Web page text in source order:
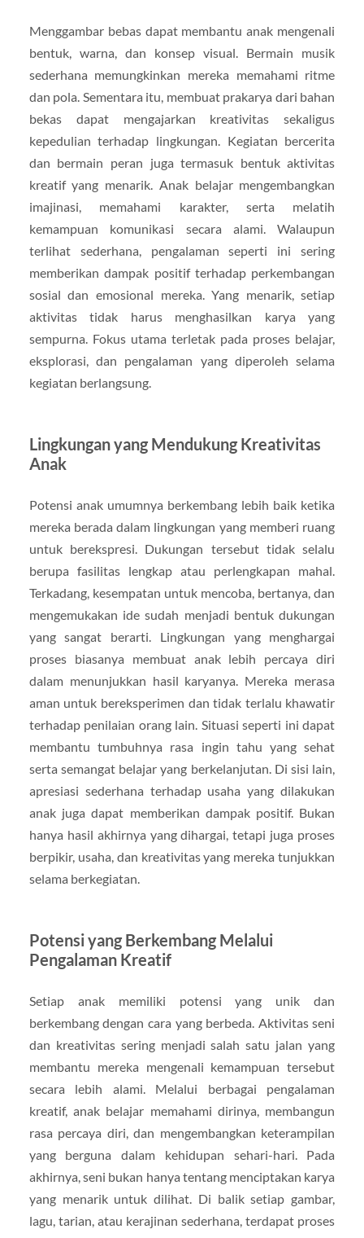
Menggambar bebas dapat membantu anak mengenali
bentuk, warna, dan konsep visual. Bermain musik
sederhana memungkinkan mereka memahami ritme
dan pola. Sementara itu, membuat prakarya dari bahan
bekas dapat mengajarkan kreativitas sekaligus
kepedulian terhadap lingkungan. Kegiatan bercerita
dan bermain peran juga termasuk bentuk aktivitas
kreatif yang menarik. Anak belajar mengembangkan
imajinasi, memahami karakter, serta melatih
kemampuan komunikasi secara alami. Walaupun
terlihat sederhana, pengalaman seperti ini sering
memberikan dampak positif terhadap perkembangan
sosial dan emosional mereka. Yang menarik, setiap
aktivitas tidak harus menghasilkan karya yang
sempurna. Fokus utama terletak pada proses belajar,
eksplorasi, dan pengalaman yang diperoleh selama
kegiatan berlangsung.
Lingkungan yang Mendukung Kreativitas
Anak
Potensi anak umumnya berkembang lebih baik ketika
mereka berada dalam lingkungan yang memberi ruang
untuk berekspresi. Dukungan tersebut tidak selalu
berupa fasilitas lengkap atau perlengkapan mahal.
Terkadang, kesempatan untuk mencoba, bertanya, dan
mengemukakan ide sudah menjadi bentuk dukungan
yang sangat berarti. Lingkungan yang menghargai
proses biasanya membuat anak lebih percaya diri
dalam menunjukkan hasil karyanya. Mereka merasa
aman untuk bereksperimen dan tidak terlalu khawatir
terhadap penilaian orang lain. Situasi seperti ini dapat
membantu tumbuhnya rasa ingin tahu yang sehat
serta semangat belajar yang berkelanjutan. Di sisi lain,
apresiasi sederhana terhadap usaha yang dilakukan
anak juga dapat memberikan dampak positif. Bukan
hanya hasil akhirnya yang dihargai, tetapi juga proses
berpikir, usaha, dan kreativitas yang mereka tunjukkan
selama berkegiatan.
Potensi yang Berkembang Melalui
Pengalaman Kreatif
Setiap anak memiliki potensi yang unik dan
berkembang dengan cara yang berbeda. Aktivitas seni
dan kreativitas sering menjadi salah satu jalan yang
membantu mereka mengenali kemampuan tersebut
secara lebih alami. Melalui berbagai pengalaman
kreatif, anak belajar memahami dirinya, membangun
rasa percaya diri, dan mengembangkan keterampilan
yang berguna dalam kehidupan sehari-hari. Pada
akhirnya, seni bukan hanya tentang menciptakan karya
yang menarik untuk dilihat. Di balik setiap gambar,
lagu, tarian, atau kerajinan sederhana, terdapat proses